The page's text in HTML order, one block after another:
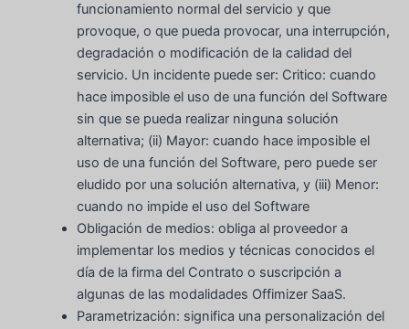
funcionamiento normal del servicio y que
provoque, o que pueda provocar, una interrupción,
degradación o modificación de la calidad del
servicio. Un incidente puede ser: Critico: cuando
hace imposible el uso de una función del Software
sin que se pueda realizar ninguna solución
alternativa; (ii) Mayor: cuando hace imposible el
uso de una función del Software, pero puede ser
eludido por una solución alternativa, y (iii) Menor:
cuando no impide el uso del Software
Obligación de medios: obliga al proveedor a
implementar los medios y técnicas conocidos el
día de la firma del Contrato o suscripción a
algunas de las modalidades Offimizer SaaS.
Parametrización: significa una personalización del